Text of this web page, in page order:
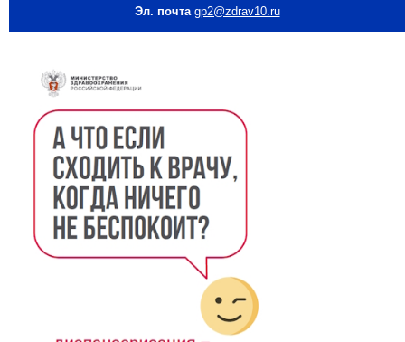
Эл. почта gp2@zdrav10.ru